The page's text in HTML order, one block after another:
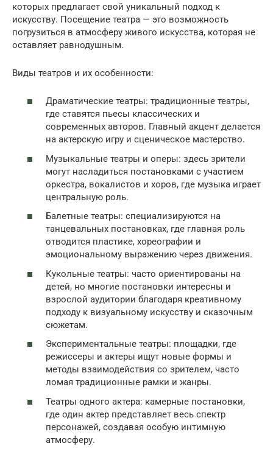
которых предлагает свой уникальный подход к
искусству. Посещение театра — это возможность
погрузиться в атмосферу живого искусства, которая не
оставляет равнодушным.
Виды театров и их особенности:
Драматические театры: традиционные театры,
где ставятся пьесы классических и
современных авторов. Главный акцент делается
на актерскую игру и сценическое мастерство.
Музыкальные театры и оперы: здесь зрители
могут насладиться постановками с участием
оркестра, вокалистов и хоров, где музыка играет
центральную роль.
Балетные театры: специализируются на
танцевальных постановках, где главная роль
отводится пластике, хореографии и
эмоциональному выражению через движения.
Кукольные театры: часто ориентированы на
детей, но многие постановки интересны и
взрослой аудитории благодаря креативному
подходу к визуальному искусству и сказочным
сюжетам.
Экспериментальные театры: площадки, где
режиссеры и актеры ищут новые формы и
методы взаимодействия со зрителем, часто
ломая традиционные рамки и жанры.
Театры одного актера: камерные постановки,
где один актер представляет весь спектр
персонажей, создавая особую интимную
атмосферу.